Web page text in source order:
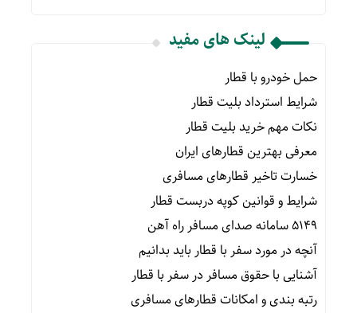
لینک های مفید
حمل خودرو با قطار
شرایط استرداد بلیت قطار
نکات مهم خرید بلیت قطار
معرفی بهترین قطارهای ایران
خسارت تاخیر قطارهای مسافری
شرایط و قوانین کوپه دربست قطار
۵۱۴۹ سامانه صدای مسافر راه آهن
آنچه در مورد سفر با قطار باید بدانیم
آشنایی با حقوق مسافر در سفر با قطار
رتبه بندی و امکانات قطارهای مسافری